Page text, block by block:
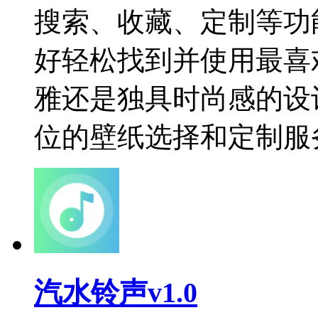
搜索、收藏、定制等
好轻松找到并使用最
雅还是独具时尚感的
位的壁纸选择和定制
汽水铃声v1.0